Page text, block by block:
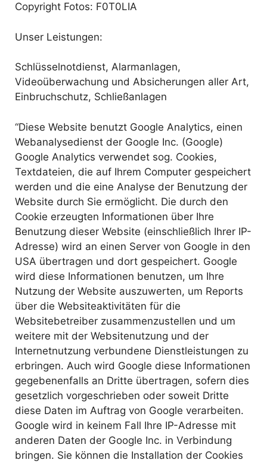
Copyright Fotos: F0T0LIA
Unser Leistungen:
Schlüsselnotdienst, Alarmanlagen,
Videoüberwachung und Absicherungen aller Art,
Einbruchschutz, Schließanlagen
“Diese Website benutzt Google Analytics, einen
Webanalysedienst der Google Inc. (Google)
Google Analytics verwendet sog. Cookies,
Textdateien, die auf Ihrem Computer gespeichert
werden und die eine Analyse der Benutzung der
Website durch Sie ermöglicht. Die durch den
Cookie erzeugten Informationen über Ihre
Benutzung dieser Website (einschließlich Ihrer IP-
Adresse) wird an einen Server von Google in den
USA übertragen und dort gespeichert. Google
wird diese Informationen benutzen, um Ihre
Nutzung der Website auszuwerten, um Reports
über die Websiteaktivitäten für die
Websitebetreiber zusammenzustellen und um
weitere mit der Websitenutzung und der
Internetnutzung verbundene Dienstleistungen zu
erbringen. Auch wird Google diese Informationen
gegebenenfalls an Dritte übertragen, sofern dies
gesetzlich vorgeschrieben oder soweit Dritte
diese Daten im Auftrag von Google verarbeiten.
Google wird in keinem Fall Ihre IP-Adresse mit
anderen Daten der Google Inc. in Verbindung
bringen. Sie können die Installation der Cookies